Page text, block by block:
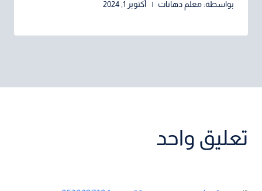
بواسطة: معلم دهانات أكتوبر 1, 2024
تعليق واحد